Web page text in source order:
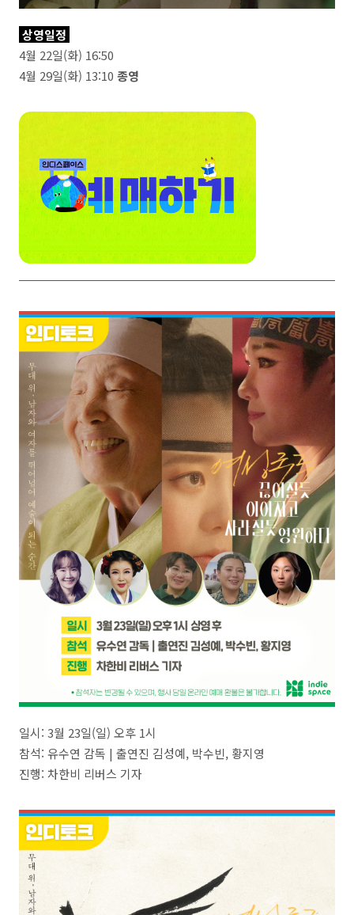
상영일정
4월 22일(화) 16:50
4월 29일(화) 13:10 종영
일시: 3월 23일(일) 오후 1시
참석: 유수연 감독 | 출연진 김성예, 박수빈, 황지영
진행: 차한비 리버스 기자